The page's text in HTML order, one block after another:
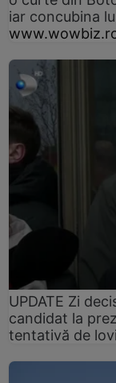
iar concubina
UPDATE Zi
candidat la
tentativă de